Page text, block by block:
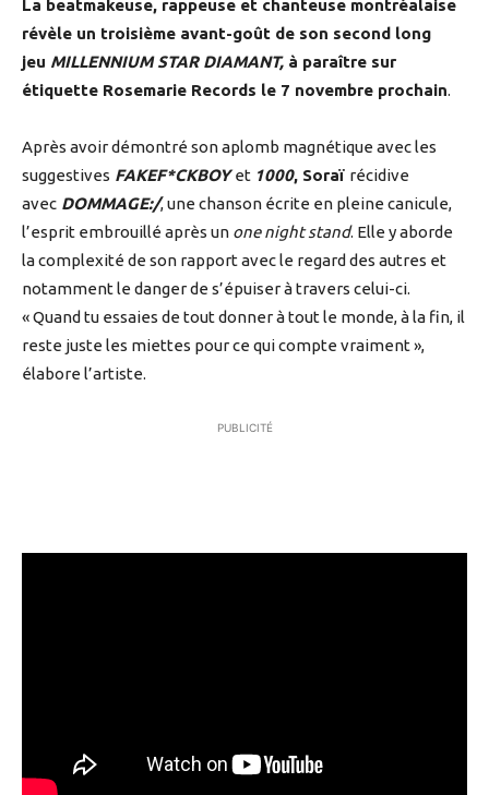
La beatmakeuse, rappeuse et chanteuse montréalaise
révèle un troisième avant-goût de son second long
jeu MILLENNIUM STAR DIAMANT, à paraître sur
étiquette Rosemarie Records le 7 novembre prochain.
Après avoir démontré son aplomb magnétique avec les
suggestives FAKEF*CKBOY et 1000, Soraï récidive
avec DOMMAGE:/, une chanson écrite en pleine canicule,
l’esprit embrouillé après un one night stand. Elle y aborde
la complexité de son rapport avec le regard des autres et
notamment le danger de s’épuiser à travers celui-ci.
« Quand tu essaies de tout donner à tout le monde, à la fin, il
reste juste les miettes pour ce qui compte vraiment »,
élabore l’artiste.
PUBLICITÉ